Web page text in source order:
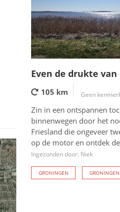
Even de drukte
105 km Geen
Zin in een ontspannen
binnenwegen door het
Friesland die ongeveer
op de motor en ontdek
Ingezonden door: Niek
GRONINGEN GRONINGEN